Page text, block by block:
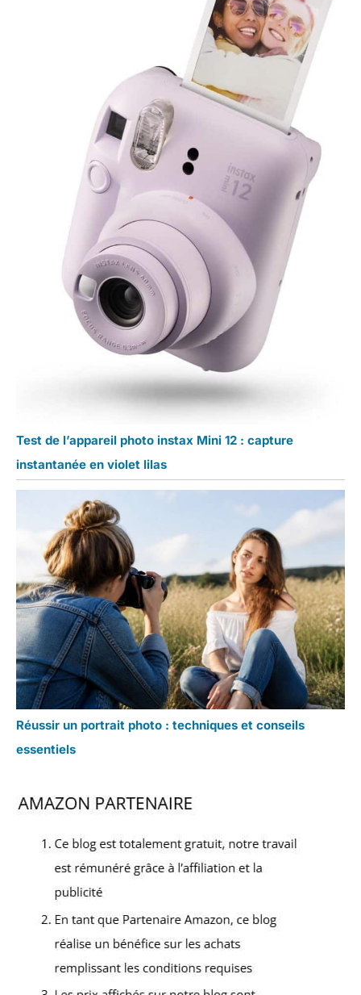
Test de l’appareil photo instax Mini 12 : capture
instantanée en violet lilas
Réussir un portrait photo : techniques et conseils
essentiels